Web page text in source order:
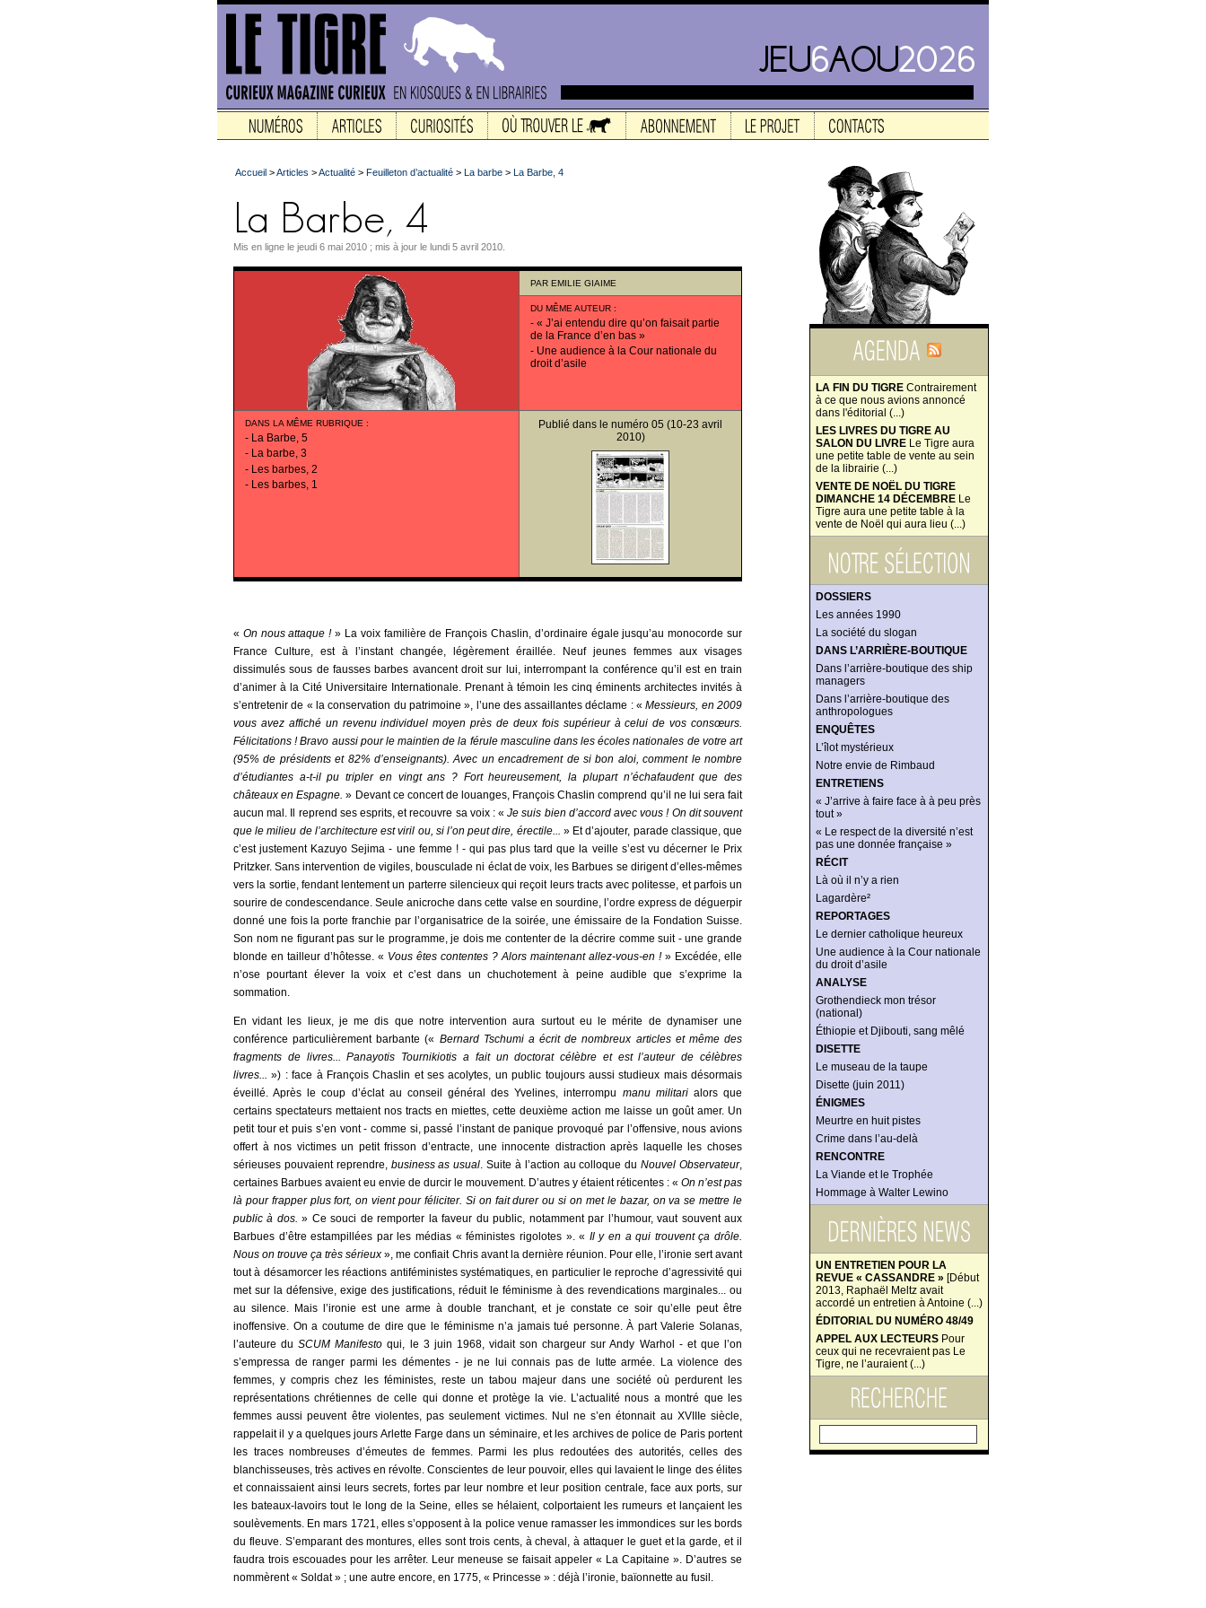
LA FIN DU TIGRE Contrairement
à ce que nous avions annoncé
dans l'éditorial (...)
LES LIVRES DU TIGRE AU
SALON DU LIVRE Le Tigre aura
une petite table de vente au sein
de la librairie (...)
VENTE DE NOËL DU TIGRE
DIMANCHE 14 DÉCEMBRE Le
Tigre aura une petite table à la
vente de Noël qui aura lieu (...)
DOSSIERS
Les années 1990
La société du slogan
DANS L’ARRIÈRE-BOUTIQUE
Dans l’arrière-boutique des ship
managers
Dans l’arrière-boutique des
anthropologues
ENQUÊTES
L’îlot mystérieux
Notre envie de Rimbaud
ENTRETIENS
« J’arrive à faire face à à peu près
tout »
« Le respect de la diversité n’est
pas une donnée française »
RÉCIT
Là où il n’y a rien
Lagardère²
REPORTAGES
Le dernier catholique heureux
Une audience à la Cour nationale
du droit d’asile
ANALYSE
Grothendieck mon trésor
(national)
Éthiopie et Djibouti, sang mêlé
DISETTE
Le museau de la taupe
Disette (juin 2011)
ÉNIGMES
Meurtre en huit pistes
Crime dans l’au-delà
RENCONTRE
La Viande et le Trophée
Hommage à Walter Lewino
UN ENTRETIEN POUR LA
REVUE « CASSANDRE » [Début
2013, Raphaël Meltz avait
accordé un entretien à Antoine (...)
ÉDITORIAL DU NUMÉRO 48/49
APPEL AUX LECTEURS Pour
ceux qui ne recevraient pas Le
Tigre, ne l’auraient (...)
Accueil >Articles >Actualité > Feuilleton d’actualité > La barbe > La Barbe, 4
Mis en ligne le jeudi 6 mai 2010 ; mis à jour le lundi 5 avril 2010.
PAR EMILIE GIAIME
DU MÊME AUTEUR :
- « J’ai entendu dire qu’on faisait partie
de la France d’en bas »
- Une audience à la Cour nationale du
droit d’asile
DANS LA MÊME RUBRIQUE :
- La Barbe, 5
- La barbe, 3
- Les barbes, 2
- Les barbes, 1
Publié dans le numéro 05 (10-23 avril
2010)
« On nous attaque !» La voix familière de François Chaslin, d’ordinaire égale jusqu’au monocorde sur
France Culture, est à l’instant changée, légèrement éraillée. Neuf jeunes femmes aux visages
dissimulés sous de fausses barbes avancent droit sur lui, interrompant la conférence qu’il est en train
d’animer à la Cité Universitaire Internationale. Prenant à témoin les cinq éminents architectes invités à
s’entretenir de « la conservation du patrimoine », l’une des assaillantes déclame : «Messieurs, en 2009
vous avez affiché un revenu individuel moyen près de deux fois supérieur à celui de vos consœurs.
Félicitations ! Bravo aussi pour le maintien de la férule masculine dans les écoles nationales de votre art
(95% de présidents et 82% d’enseignants). Avec un encadrement de si bon aloi, comment le nombre
d’étudiantes a-t-il pu tripler en vingt ans ? Fort heureusement, la plupart n’échafaudent que des
châteaux en Espagne. » Devant ce concert de louanges, François Chaslin comprend qu’il ne lui sera fait
aucun mal. Il reprend ses esprits, et recouvre sa voix : «Je suis bien d’accord avec vous ! On dit souvent
que le milieu de l’architecture est viril ou, si l’on peut dire, érectile... » Et d’ajouter, parade classique, que
c’est justement Kazuyo Sejima - une femme ! - qui pas plus tard que la veille s’est vu décerner le Prix
Pritzker. Sans intervention de vigiles, bousculade ni éclat de voix, les Barbues se dirigent d’elles-mêmes
vers la sortie, fendant lentement un parterre silencieux qui reçoit leurs tracts avec politesse, et parfois un
sourire de condescendance. Seule anicroche dans cette valse en sourdine, l’ordre express de déguerpir
donné une fois la porte franchie par l’organisatrice de la soirée, une émissaire de la Fondation Suisse.
Son nom ne figurant pas sur le programme, je dois me contenter de la décrire comme suit - une grande
blonde en tailleur d’hôtesse. « Vous êtes contentes ? Alors maintenant allez-vous-en !» Excédée, elle
n’ose pourtant élever la voix et c’est dans un chuchotement à peine audible que s’exprime la
sommation.
En vidant les lieux, je me dis que notre intervention aura surtout eu le mérite de dynamiser une
conférence particulièrement barbante (« Bernard Tschumi a écrit de nombreux articles et même des
fragments de livres... Panayotis Tournikiotis a fait un doctorat célèbre et est l’auteur de célèbres
livres... ») : face à François Chaslin et ses acolytes, un public toujours aussi studieux mais désormais
éveillé. Après le coup d’éclat au conseil général des Yvelines, interrompu manu militarialors que
certains spectateurs mettaient nos tracts en miettes, cette deuxième action me laisse un goût amer. Un
petit tour et puis s’en vont - comme si, passé l’instant de panique provoqué par l’offensive, nous avions
offert à nos victimes un petit frisson d’entracte, une innocente distraction après laquelle les choses
sérieuses pouvaient reprendre, business as usual. Suite à l’action au colloque duNouvel Observateur,
certaines Barbues avaient eu envie de durcir le mouvement. D’autres y étaient réticentes : « On n’est pas
là pour frapper plus fort, on vient pour féliciter. Si on fait durer ou si on met le bazar, on va se mettre le
public à dos. » Ce souci de remporter la faveur du public, notamment par l’humour, vaut souvent aux
Barbues d’être estampillées par les médias « féministes rigolotes ». « Il y en a qui trouvent ça drôle.
Nous on trouve ça très sérieux », me confiait Chris avant la dernière réunion. Pour elle, l’ironie sert avant
tout à désamorcer les réactions antiféministes systématiques, en particulier le reproche d’agressivité qui
met sur la défensive, exige des justifications, réduit le féminisme à des revendications marginales... ou
au silence. Mais l’ironie est une arme à double tranchant, et je constate ce soir qu’elle peut être
inoffensive. On a coutume de dire que le féminisme n’a jamais tué personne. À part Valerie Solanas,
l’auteure duSCUM Manifesto qui, le 3 juin 1968, vidait son chargeur sur Andy Warhol - et que l’on
s’empressa de ranger parmi les démentes - je ne lui connais pas de lutte armée. La violence des
femmes, y compris chez les féministes, reste un tabou majeur dans une société où perdurent les
représentations chrétiennes de celle qui donne et protège la vie. L’actualité nous a montré que les
femmes aussi peuvent être violentes, pas seulement victimes. Nul ne s’en étonnait au XVIIIe siècle,
rappelait il y a quelques jours Arlette Farge dans un séminaire, et les archives de police de Paris portent
les traces nombreuses d’émeutes de femmes. Parmi les plus redoutées des autorités, celles des
blanchisseuses, très actives en révolte. Conscientes de leur pouvoir, elles qui lavaient le linge des élites
et connaissaient ainsi leurs secrets, fortes par leur nombre et leur position centrale, face aux ports, sur
les bateaux-lavoirs tout le long de la Seine, elles se hélaient, colportaient les rumeurs et lançaient les
soulèvements. En mars 1721, elles s’opposent à la police venue ramasser les immondices sur les bords
du fleuve. S’emparant des montures, elles sont trois cents, à cheval, à attaquer le guet et la garde, et il
faudra trois escouades pour les arrêter. Leur meneuse se faisait appeler « La Capitaine ». D’autres se
nommèrent « Soldat » ; une autre encore, en 1775, « Princesse » : déjà l’ironie, baïonnette au fusil.